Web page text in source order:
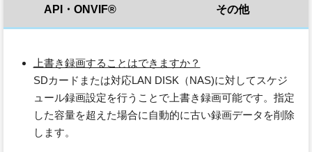
API・ONVIF® その他
上書き録画することはできますか？
SDカードまたは対応LAN DISK（NAS)に対してスケジ
ュール録画設定を行うことで上書き録画可能です。指定
した容量を超えた場合に自動的に古い録画データを削除
します。